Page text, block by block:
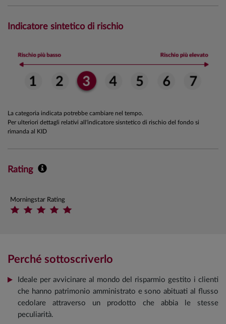
Indicatore sintetico di rischio
La categoria indicata potrebbe cambiare nel tempo.
Per ulteriori dettagli relativi all'indicatore sisntetico di rischio del fondo si
rimanda al KID
Rating
Morningstar Rating
Perché sottoscriverlo
Ideale per avvicinare al mondo del risparmio gestito i clienti
che hanno patrimonio amministrato e sono abituati al flusso
cedolare attraverso un prodotto che abbia le stesse
peculiarità.